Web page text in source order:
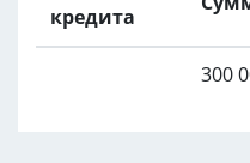
кредита
300